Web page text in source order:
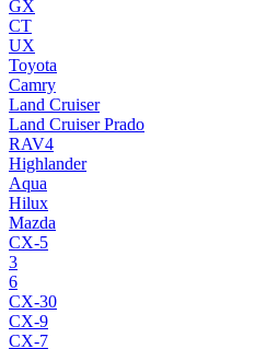
GX
CT
UX
Toyota
Camry
Land Cruiser
Land Cruiser Prado
RAV4
Highlander
Aqua
Hilux
Mazda
CX-5
3
6
CX-30
CX-9
CX-7